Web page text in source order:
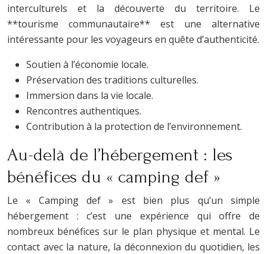
interculturels et la découverte du territoire. Le
**tourisme communautaire** est une alternative
intéressante pour les voyageurs en quête d’authenticité.
Soutien à l’économie locale.
Préservation des traditions culturelles.
Immersion dans la vie locale.
Rencontres authentiques.
Contribution à la protection de l’environnement.
Au-delà de l’hébergement : les
bénéfices du « camping def »
Le « Camping def » est bien plus qu’un simple
hébergement : c’est une expérience qui offre de
nombreux bénéfices sur le plan physique et mental. Le
contact avec la nature, la déconnexion du quotidien, les